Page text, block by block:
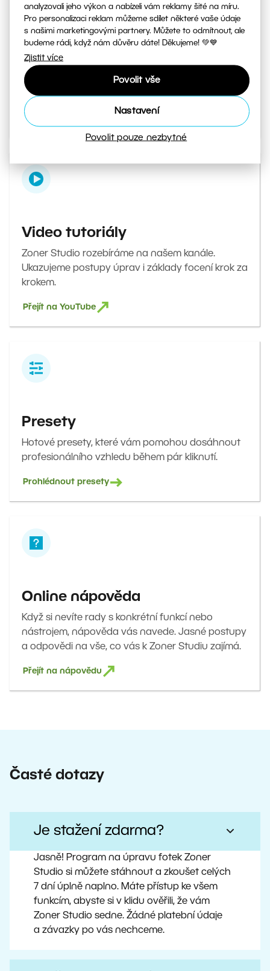
analyzovali jeho výkon a nabízeli vám reklamy šité na míru.
Pro personalizaci reklam můžeme sdílet některé vaše údaje
s našimi marketingovými partnery. Můžete to odmítnout, ale
budeme rádi, když nám důvěru dáte! Děkujeme! 💚💙
Zjistit více
Povolit vše
Nastavení
Povolit pouze nezbytné
Magazín Milujeme fotografii
Váš denní zdroj inspirace a tipů. Od tajných triků
při focení až po návody, jak v editoru upravit ty
nejlepší fotky.
Přejít do magazínu
Video tutoriály
Zoner Studio rozebíráme na našem kanále.
Ukazujeme postupy úprav i základy focení krok za
krokem.
Přejít na YouTube
Presety
Hotové presety, které vám pomohou dosáhnout
profesionálního vzhledu během pár kliknutí.
Prohlédnout presety
Online nápověda
Když si nevíte rady s konkrétní funkcí nebo
nástrojem, nápověda vás navede. Jasné postupy
a odpovědi na vše, co vás k Zoner Studiu zajímá.
Přejít na nápovědu
Časté dotazy
Je stažení zdarma?
Jasně! Program na úpravu fotek Zoner
Studio si můžete stáhnout a zkoušet celých
7 dní úplně naplno. Máte přístup ke všem
funkcím, abyste si v klidu ověřili, že vám
Zoner Studio sedne. Žádné platební údaje
a závazky po vás nechceme.